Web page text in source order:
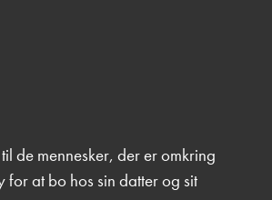
de mennesker, der er omkring
for at bo hos sin datter og sit